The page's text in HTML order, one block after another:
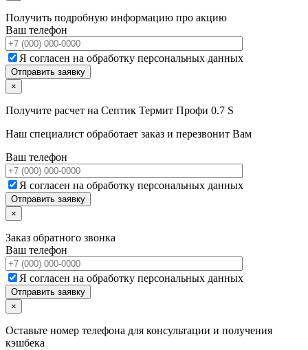
Получить подробную информацию про акцию
Ваш телефон
Я согласен на обработку персональных данных
×
Получите расчет на Септик Термит Профи 0.7 S
Наш специалист обработает заказ и перезвонит Вам
Ваш телефон
Я согласен на обработку персональных данных
×
Заказ обратного звонка
Ваш телефон
Я согласен на обработку персональных данных
×
Оставьте номер телефона для консультации и получения
кэшбека